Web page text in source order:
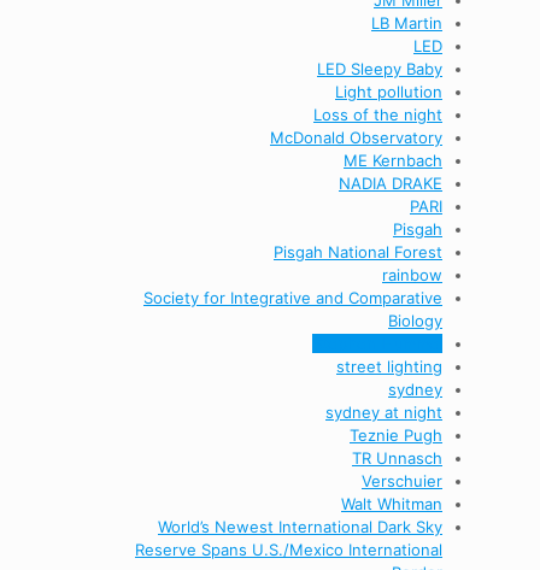
LB Martin
LED
LED Sleepy Baby
Light pollution
Loss of the night
McDonald Observatory
ME Kernbach
NADIA DRAKE
PARI
Pisgah
Pisgah National Forest
rainbow
Society for Integrative and Comparative
Biology
street lighting
sydney
sydney at night
Teznie Pugh
TR Unnasch
Verschuier
Walt Whitman
World’s Newest International Dark Sky
Reserve Spans U.S./Mexico International